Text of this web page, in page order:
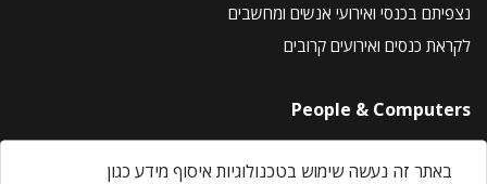
נצפיתם בכנסי ואירועי אנשים ומחשבים
לקראת כנסים ואירועים קרובים
People & Computers
About Us
Privacy Policy
באתר זה נעשה שימוש בטכנולוגיות איסוף מידע כגון